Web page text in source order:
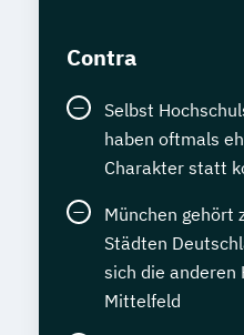
Contra
Selbst
haben oftmals
Charakter statt
München gehört
Städten
sich die anderen
Mittelfeld